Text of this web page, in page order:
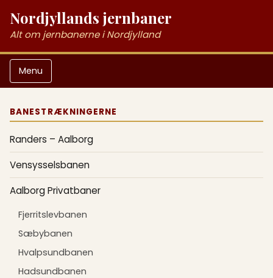
Nordjyllands jernbaner
Alt om jernbanerne i Nordjylland
Menu
BANESTRÆKNINGERNE
Randers – Aalborg
Vensysselsbanen
Aalborg Privatbaner
Fjerritslevbanen
Sæbybanen
Hvalpsundbanen
Hadsundbanen